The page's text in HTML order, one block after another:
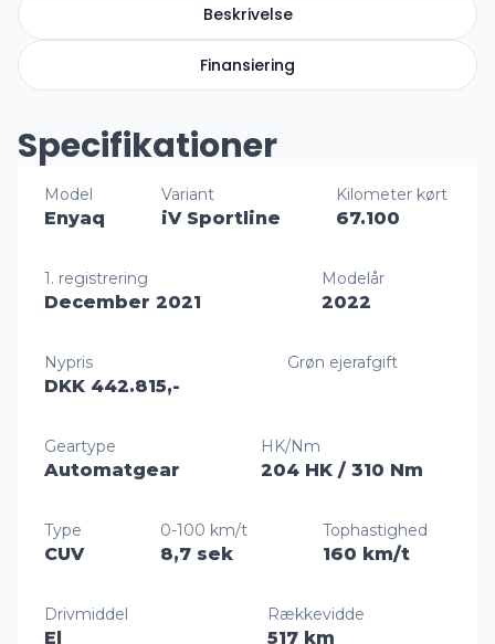
Beskrivelse
Finansiering
Specifikationer
Model
Enyaq
Variant
iV Sportline
Kilometer kørt
67.100
1. registrering
December 2021
Modelår
2022
Nypris
DKK 442.815,-
Grøn ejerafgift
Geartype
Automatgear
HK/Nm
204 HK / 310 Nm
Type
CUV
0-100 km/t
8,7 sek
Tophastighed
160 km/t
Drivmiddel
El
Rækkevidde
517 km